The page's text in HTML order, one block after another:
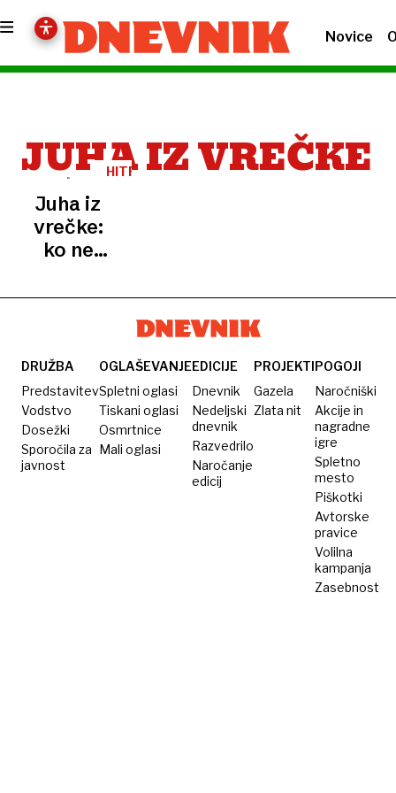
Novice
JUHA IZ VREČKE
HITRA
Juha iz
vrečke:
ko ne
kaj v
DRUŽBA
Predstavitev
Vodstvo
Dosežki
Sporočila za
javnost
OGLAŠEVANJE
Spletni oglasi
Tiskani oglasi
Osmrtnice
Mali oglasi
EDICIJE
Dnevnik
Nedeljski
dnevnik
Razvedrilo
Naročanje
edicij
PROJEKTI
Gazela
Zlata nit
POGOJI
Naročniški
Akcije in
nagradne
igre
Spletno
mesto
Piškotki
Avtorske
pravice
Volilna
kampanja
Zasebnost